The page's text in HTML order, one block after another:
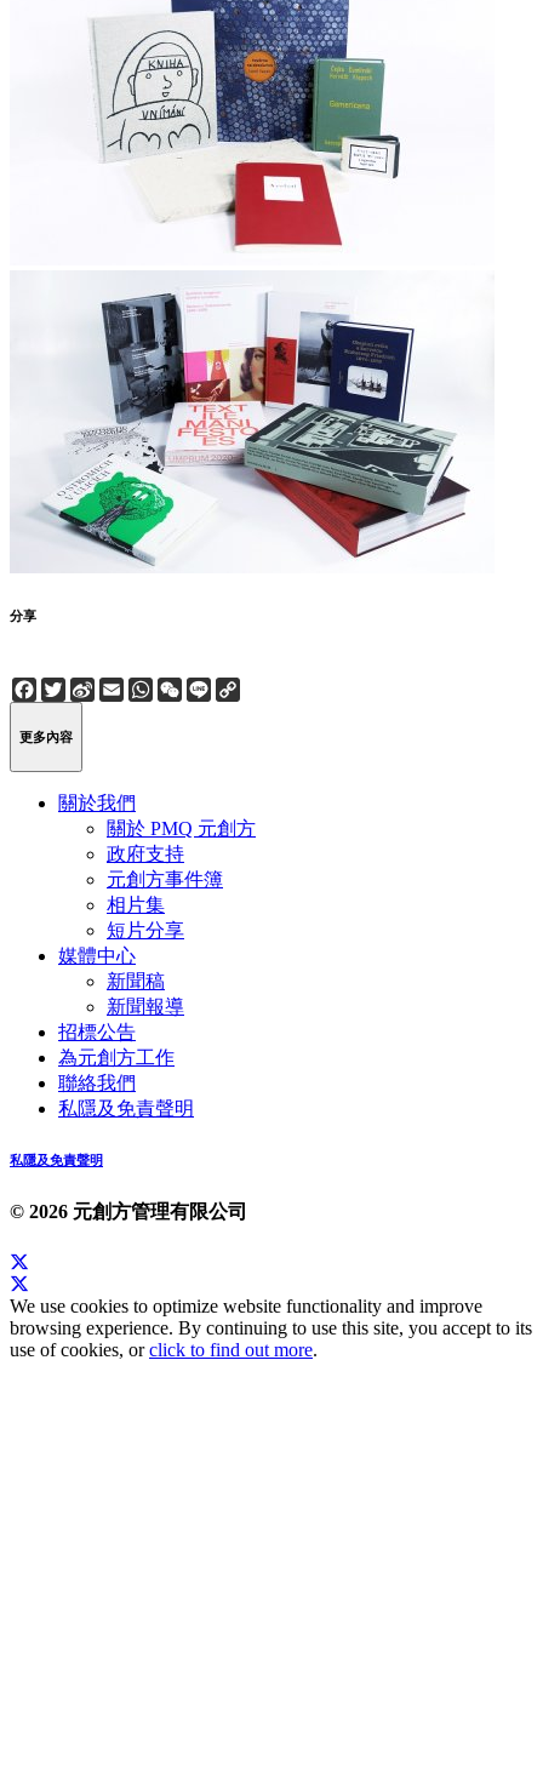
分享
Facebook
Twitter
Sina
Weibo
EmailWhatsApp
WeChat
Line
更多內容
關於我們
關於 PMQ 元創方
政府支持
元創方事件簿
相片集
短片分享
媒體中心
新聞稿
新聞報導
招標公告
為元創方工作
聯絡我們
私隱及免責聲明
私隱及免責聲明
© 2026 元創方管理有限公司
We use cookies to optimize website functionality and improve
browsing experience. By continuing to use this site, you accept to its
use of cookies, orclick to find out more.